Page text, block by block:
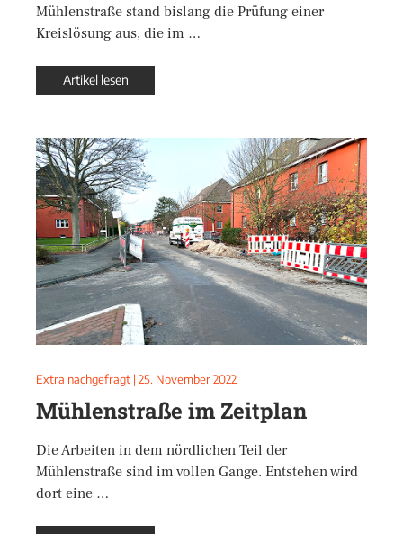
Mühlenstraße stand bislang die Prüfung einer
Kreislösung aus, die im …
Artikel lesen
Extra nachgefragt | 25. November 2022
Mühlenstraße im Zeitplan
Die Arbeiten in dem nördlichen Teil der
Mühlenstraße sind im vollen Gange. Entstehen wird
dort eine …